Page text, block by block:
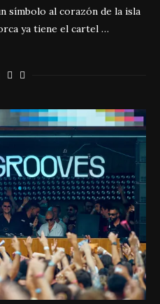
símbolo al corazón de la isla
ya tiene el cartel …